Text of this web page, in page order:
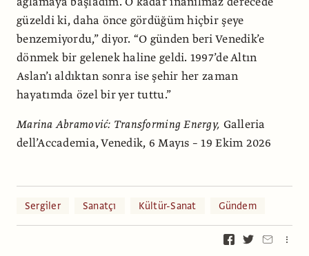
güzeldi ki, daha önce gördüğüm hiçbir şeye
benzemiyordu,” diyor. “O günden beri Venedik’e
dönmek bir gelenek haline geldi. 1997’de Altın
Aslan’ı aldıktan sonra ise şehir her zaman
hayatımda özel bir yer tuttu.”
Marina Abramović: Transforming Energy, Galleria
dell’Accademia, Venedik, 6 Mayıs – 19 Ekim 2026
Sergiler Sanatçı Kültür-Sanat Gündem